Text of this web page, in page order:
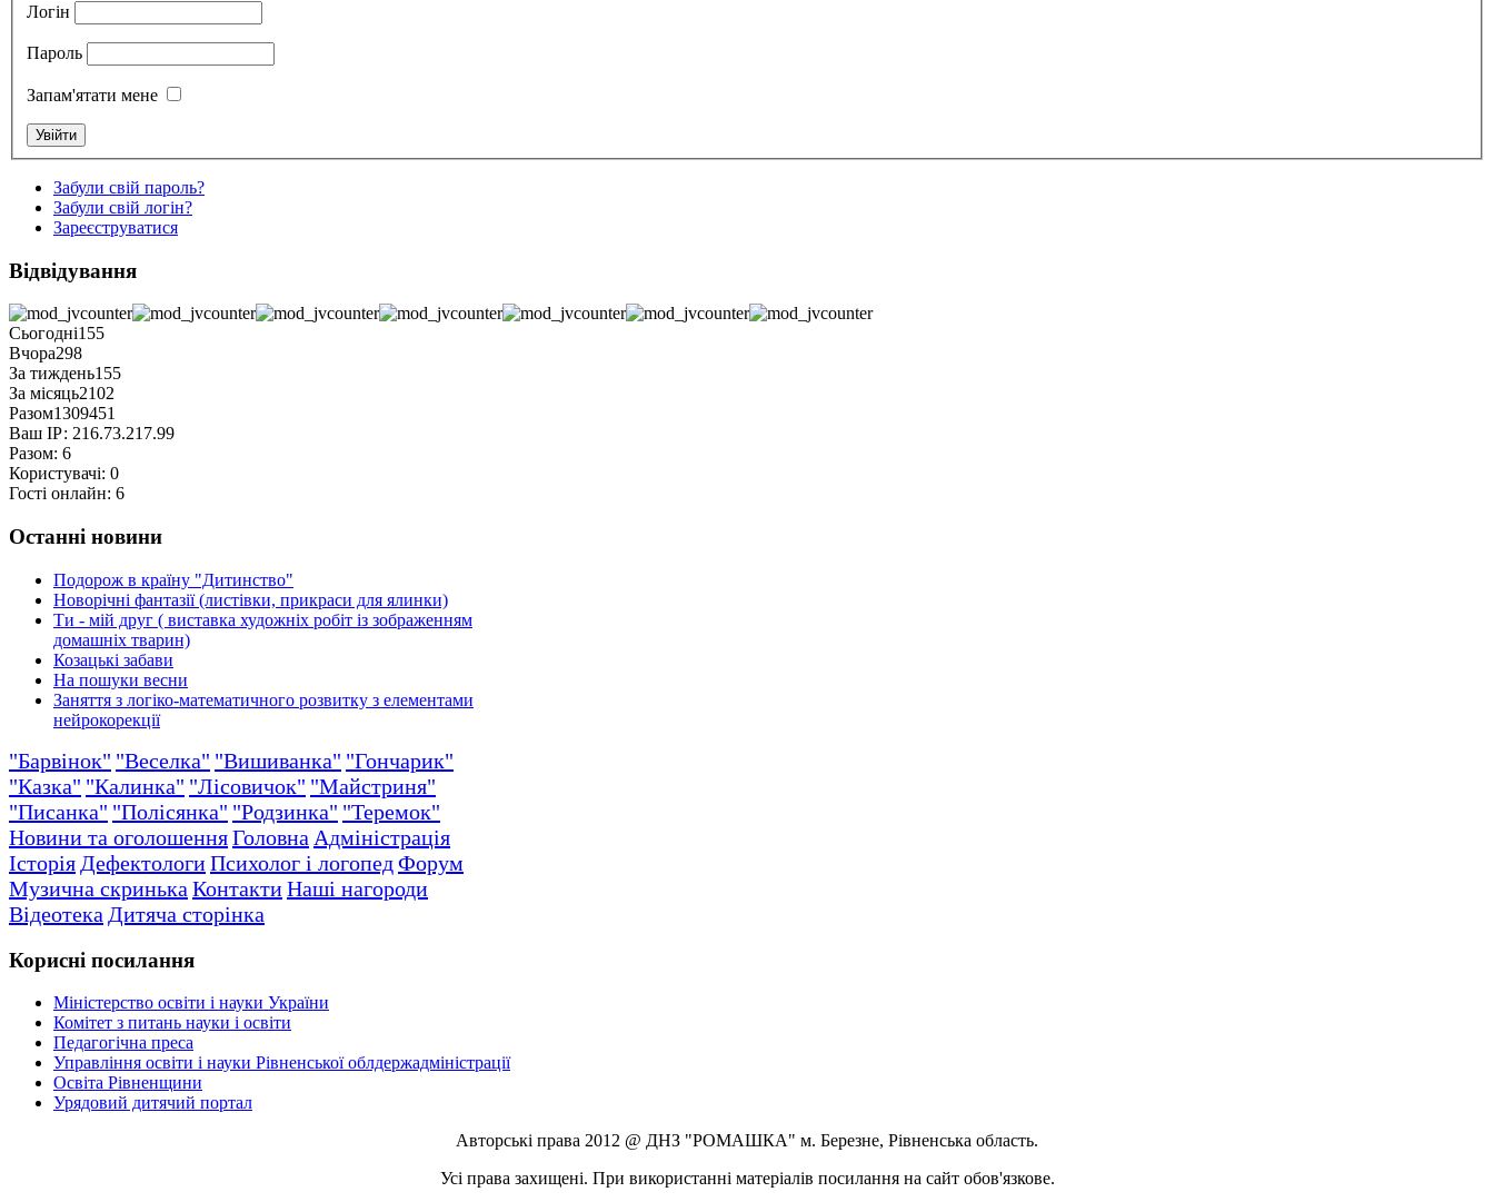
Логін
Пароль
Запам'ятати мене
Забули свій пароль?
Забули свій логін?
Зареєструватися
Відвідування
Сьогодні155
Вчора298
За тиждень155
За місяць2102
Разом1309451
Ваш ІР: 216.73.217.99
Разом: 6
Користувачі: 0
Гості онлайн: 6
Останні новини
Подорож в країну "Дитинство"
Новорічні фантазії (листівки, прикраси для ялинки)
Ти - мій друг ( виставка художніх робіт із зображенням
домашніх тварин)
Козацькі забави
На пошуки весни
Заняття з логіко-математичного розвитку з елементами
нейрокорекції
"Барвінок" "Веселка" "Вишиванка" "Гончарик"
"Казка" "Калинка" "Лісовичок" "Майстриня"
"Писанка" "Полісянка" "Родзинка" "Теремок"
Новини та оголошенняГоловна Адміністрація
Історія ДефектологиПсихолог і логопедФорум
Музична скринька КонтактиНаші нагороди
Відеотека Дитяча сторінка
Корисні посилання
Міністерство освіти і науки України
Комітет з питань науки і освіти
Педагогічна преса
Управління освіти і науки Рівненської облдержадміністрації
Освіта Рівненщини
Урядовий дитячий портал
Авторські права 2012 @ ДНЗ "РОМАШКА" м. Березне, Рівненська область.
Усі права захищені. При використанні матеріалів посилання на сайт обов'язкове.